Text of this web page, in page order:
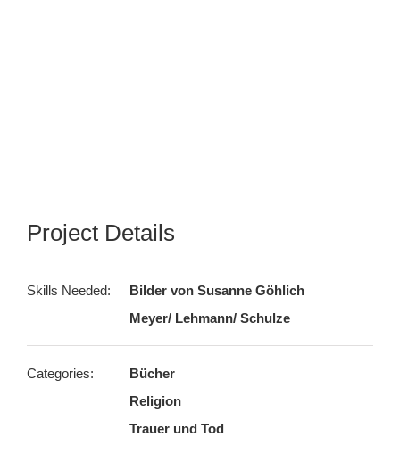
Project Details
Skills Needed:
Bilder von Susanne Göhlich
Meyer/ Lehmann/ Schulze
Categories:
Bücher
Religion
Trauer und Tod